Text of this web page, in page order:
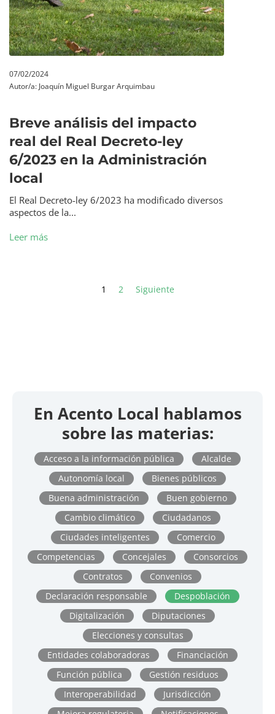
07/02/2024
Autor/a: Joaquín Miguel Burgar Arquimbau
Breve análisis del impacto
real del Real Decreto-ley
6/2023 en la Administración
local
El Real Decreto-ley 6/2023 ha modificado diversos
aspectos de la...
Leer más
1 2 Siguiente
En Acento Local hablamos
sobre las materias:
Acceso a la información pública
Alcalde
Autonomía local
Bienes públicos
Buena administración
Buen gobierno
Cambio climático
Ciudadanos
Ciudades inteligentes
Comercio
Competencias
Concejales
Consorcios
Contratos
Convenios
Declaración responsable
Despoblación
Digitalización
Diputaciones
Elecciones y consultas
Entidades colaboradoras
Financiación
Función pública
Gestión residuos
Interoperabilidad
Jurisdicción